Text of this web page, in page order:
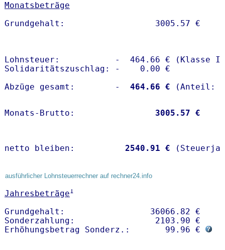
Monatsbeträge
Lohnsteuer:           -  464.66 € (Klasse I)
Solidaritätszuschlag: -    0.00 €
Abzüge gesamt:        -
  464.66 €
Monats-Brutto: 3005.57 €
netto bleiben: 2540.91 €
ausführlicher Lohnsteuerrechner auf rechner24.info
Jahresbeträge1
Grundgehalt:                 36066.82 €
Sonderzahlung:                2103.90 €
Erhöhungsbetrag Sonderz.:       99.96 €